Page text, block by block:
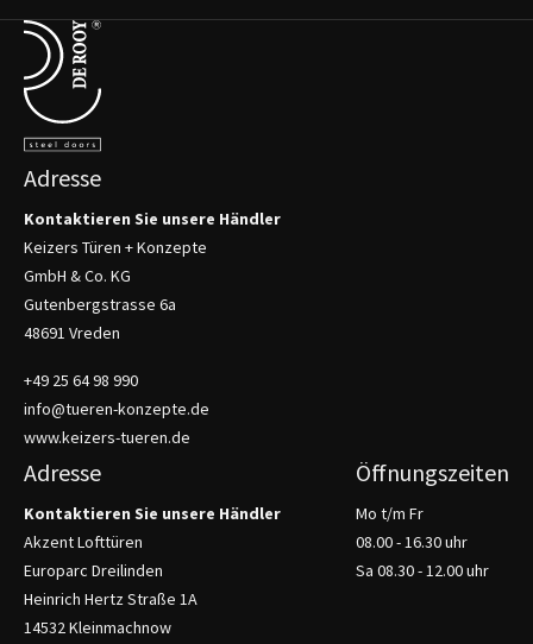
Terug naar de startpagina
Adresse
Kontaktieren Sie unsere Händler
Keizers Türen + Konzepte
GmbH & Co. KG
Gutenbergstrasse 6a
48691 Vreden
+49 25 64 98 990
info@tueren-konzepte.de
www.keizers-tueren.de
Öffnungszeiten
Mo t/m Fr
08.00 - 16.30 uhr
Sa 08.30 - 12.00 uhr
Adresse
Kontaktieren Sie unsere Händler
Akzent Lofttüren
Europarc Dreilinden
Heinrich Hertz Straße 1A
14532 Kleinmachnow